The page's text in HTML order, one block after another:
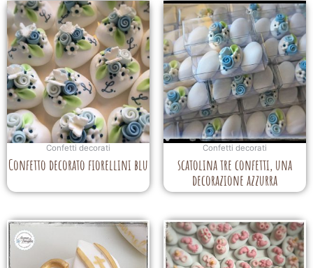
Confetti decorati
Confetto decorato fiorellini blu
Confetti decorati
scatolina tre confetti, una
decorazione azzurra